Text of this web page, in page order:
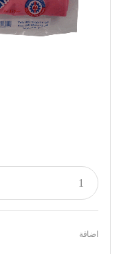
اضافة